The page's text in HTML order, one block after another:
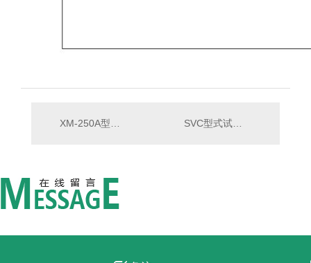
SVC型式试验报告